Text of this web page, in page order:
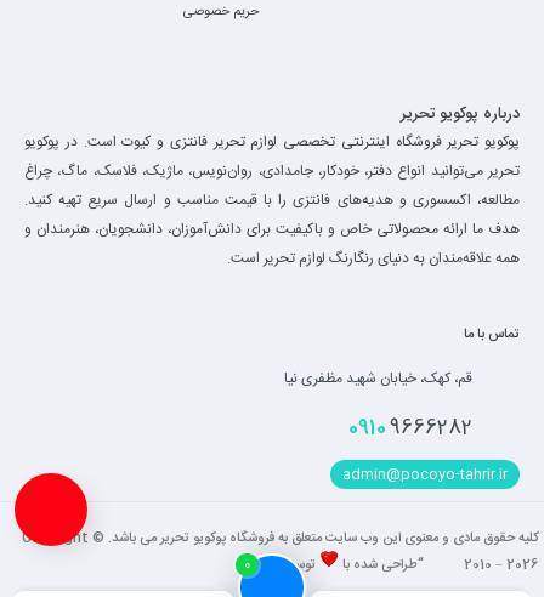
0
حریم خصوصی
درباره پوکویو تحریر
پوکویو تحریر فروشگاه اینترنتی تخصصی لوازم تحریر فانتزی و کیوت است. در پوکویو
تحریر می‌توانید انواع دفتر، خودکار، جامدادی، روان‌نویس، ماژیک، فلاسک، ماگ، چراغ
مطالعه، اکسسوری و هدیه‌های فانتزی را با قیمت مناسب و ارسال سریع تهیه کنید.
هدف ما ارائه محصولاتی خاص و باکیفیت برای دانش‌آموزان، دانشجویان، هنرمندان و
همه علاقه‌مندان به دنیای رنگارنگ لوازم تحریر است.
تماس با ما
قم، کهک، خیابان شهید مظفری نیا
09109666282
admin@pocoyo-tahrir.ir
کلیه حقوق مادی و معنوی این وب سایت متعلق به فروشگاه پوکویو تحریر می باشد. Copyright ©
2010 – 2026 “طراحی شده با
توسط فاضل “